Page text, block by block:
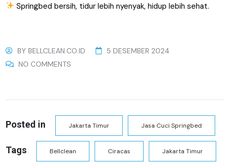
Springbed bersih, tidur lebih nyenyak, hidup lebih sehat.
BYBELLCLEAN.CO.ID
5 DESEMBER 2024
NO COMMENTS
Posted in Jakarta Timur Jasa Cuci Springbed
Tags Bellclean Ciracas Jakarta Timur